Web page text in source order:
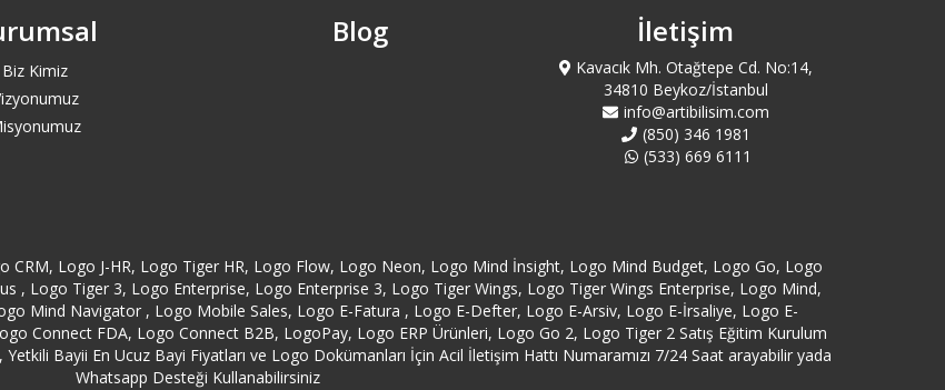
Eyüp Logo Satış
Fatih Logo Satış
Gaziosmanpaşa Logo Satış
Kağıthane Logo Satış
Kartal Logo Satış
Biz Kimiz
Blog İletişim
Kavacık Mh. Otağtepe Cd. No:14,
34810 Beykoz/İstanbul
info@artibilisim.com
(850) 346 1981
(533) 669 6111
CRM, Logo J-HR, Logo Tiger HR, Logo Flow, Logo Neon, Logo Mind İnsight, Logo Mind Budget, Logo Go, Logo
, Logo Tiger 3, Logo Enterprise, Logo Enterprise 3, Logo Tiger Wings, Logo Tiger Wings Enterprise, Logo Mind,
Mind Navigator , Logo Mobile Sales, Logo E-Fatura , Logo E-Defter, Logo E-Arsiv, Logo E-İrsaliye, Logo E-
Connect FDA, Logo Connect B2B, LogoPay, Logo ERP Ürünleri, Logo Go 2, Logo Tiger 2 Satış Eğitim Kurulum
Bayii En Ucuz Bayi Fiyatları ve Logo Dokümanları İçin Acil İletişim Hattı Numaramızı 7/24 Saat arayabilir yada
Whatsapp Desteği Kullanabilirsiniz